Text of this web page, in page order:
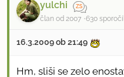
yulchi
član od 2007 630 sporočil
16.3.2009 ob 21:49
Hm, sliši se zelo